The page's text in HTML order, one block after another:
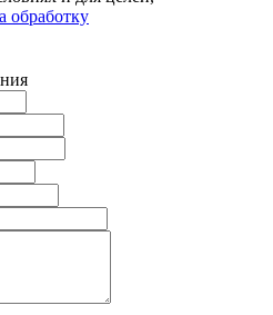
обработку